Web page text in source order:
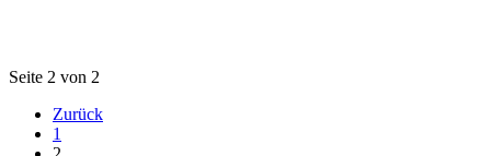
Seite 2 von 2
Zurück
1